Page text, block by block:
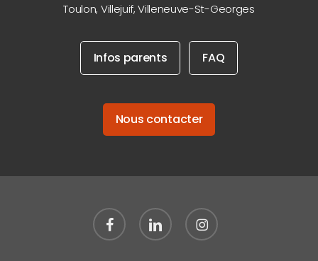
Toulon, Villejuif,Villeneuve-St-Georges
Infos parents FAQ
Nous contacter
facebooklinkedin instagram